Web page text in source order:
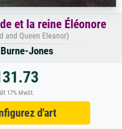
et la reine Éléonore
and Queen Eleanor)
Burne-Jones
17% MwSt.
d'art